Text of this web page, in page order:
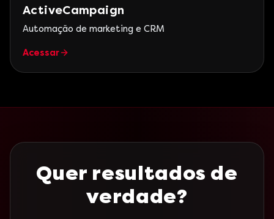
ActiveCampaign
Automação de marketing e CRM
Acessar
Quer resultados de
verdade?